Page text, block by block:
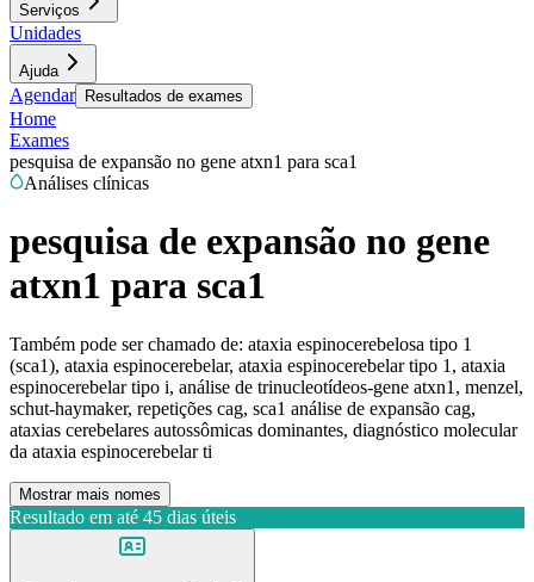
Serviços
Unidades
Ajuda
Agendar Resultados de exames
Home
Exames
pesquisa de expansão no gene atxn1 para sca1
Análises clínicas
pesquisa de expansão no gene
atxn1 para sca1
Também pode ser chamado de: ataxia espinocerebelosa tipo 1
(sca1), ataxia espinocerebelar, ataxia espinocerebelar tipo 1, ataxia
espinocerebelar tipo i, análise de trinucleotídeos-gene atxn1, menzel,
schut-haymaker, repetições cag, sca1 análise de expansão cag,
ataxias cerebelares autossômicas dominantes, diagnóstico molecular
da ataxia espinocerebelar ti
Mostrar mais nomes
Resultado em até 45 dias úteis